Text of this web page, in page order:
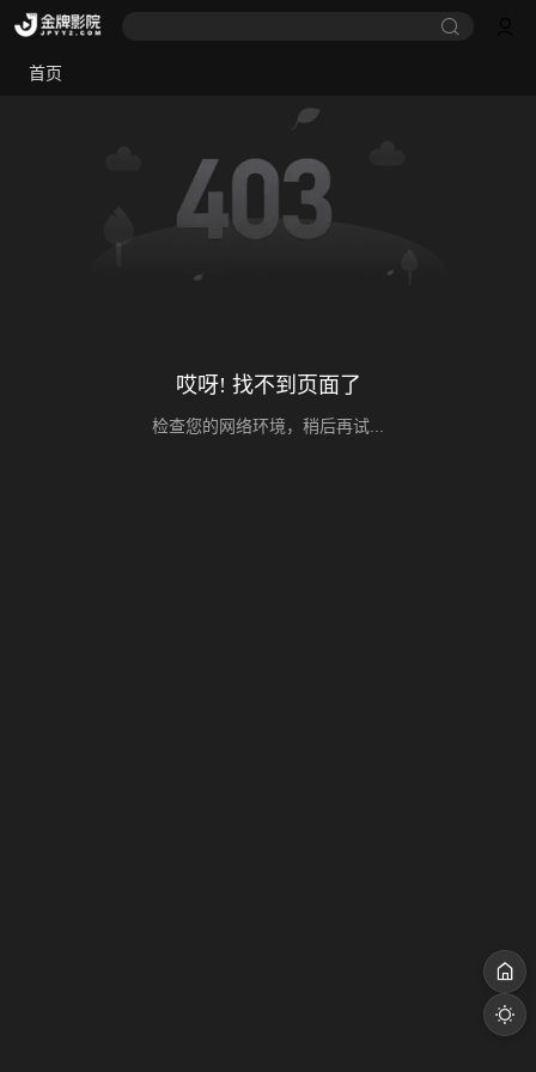
首页
哎呀! 找不到页面了
检查您的网络环境，稍后再试...